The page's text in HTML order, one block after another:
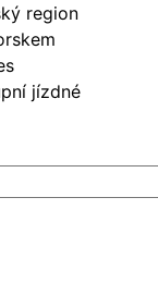
region
jízdné